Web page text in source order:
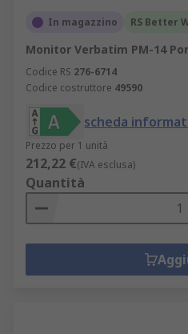
In magazzino RS Better
Monitor Verbatim PM-14
Codice RS 276-6714
Codice costruttore 49590
scheda
Prezzo per 1 unità
212,22 €(IVA esclusa)
Quantità